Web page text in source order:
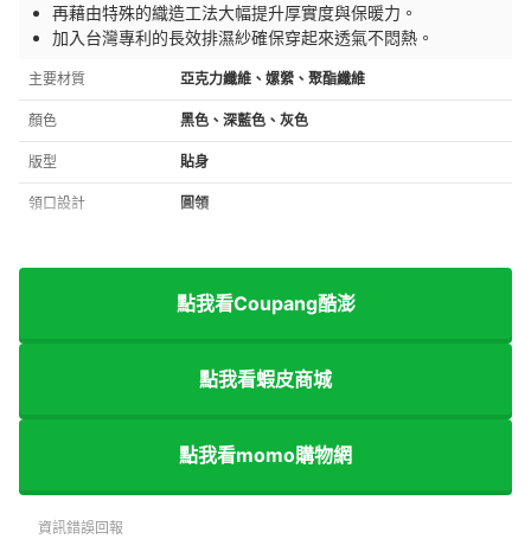
再藉由特殊的織造工法大幅提升厚實度與保暖力。
加入台灣專利的長效排濕紗確保穿起來透氣不悶熱。
主要材質 亞克力纖維、嫘縈、聚酯纖維
顏色 黑色、深藍色、灰色
版型 貼身
領口設計 圓領
點我看Coupang酷澎
點我看蝦皮商城
點我看momo購物網
資訊錯誤回報